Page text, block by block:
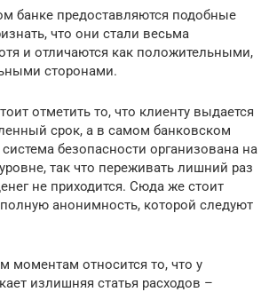
банке предоставляются подобные
что они стали весьма
и отличаются как положительными,
сторонами.
отметить то, что клиенту выдается
срок, а в самом банковском
безопасности организована на
так что переживать лишний раз
не приходится. Сюда же стоит
анонимность, которой следуют
моментам относится то, что у
излишняя статья расходов –